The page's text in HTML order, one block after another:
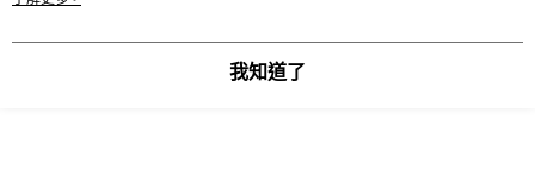
我知道了